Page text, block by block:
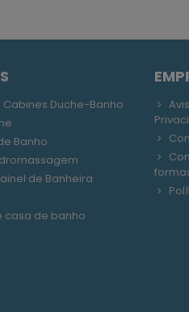
Duche-Banho
Banho
de Banheira
casa de banho